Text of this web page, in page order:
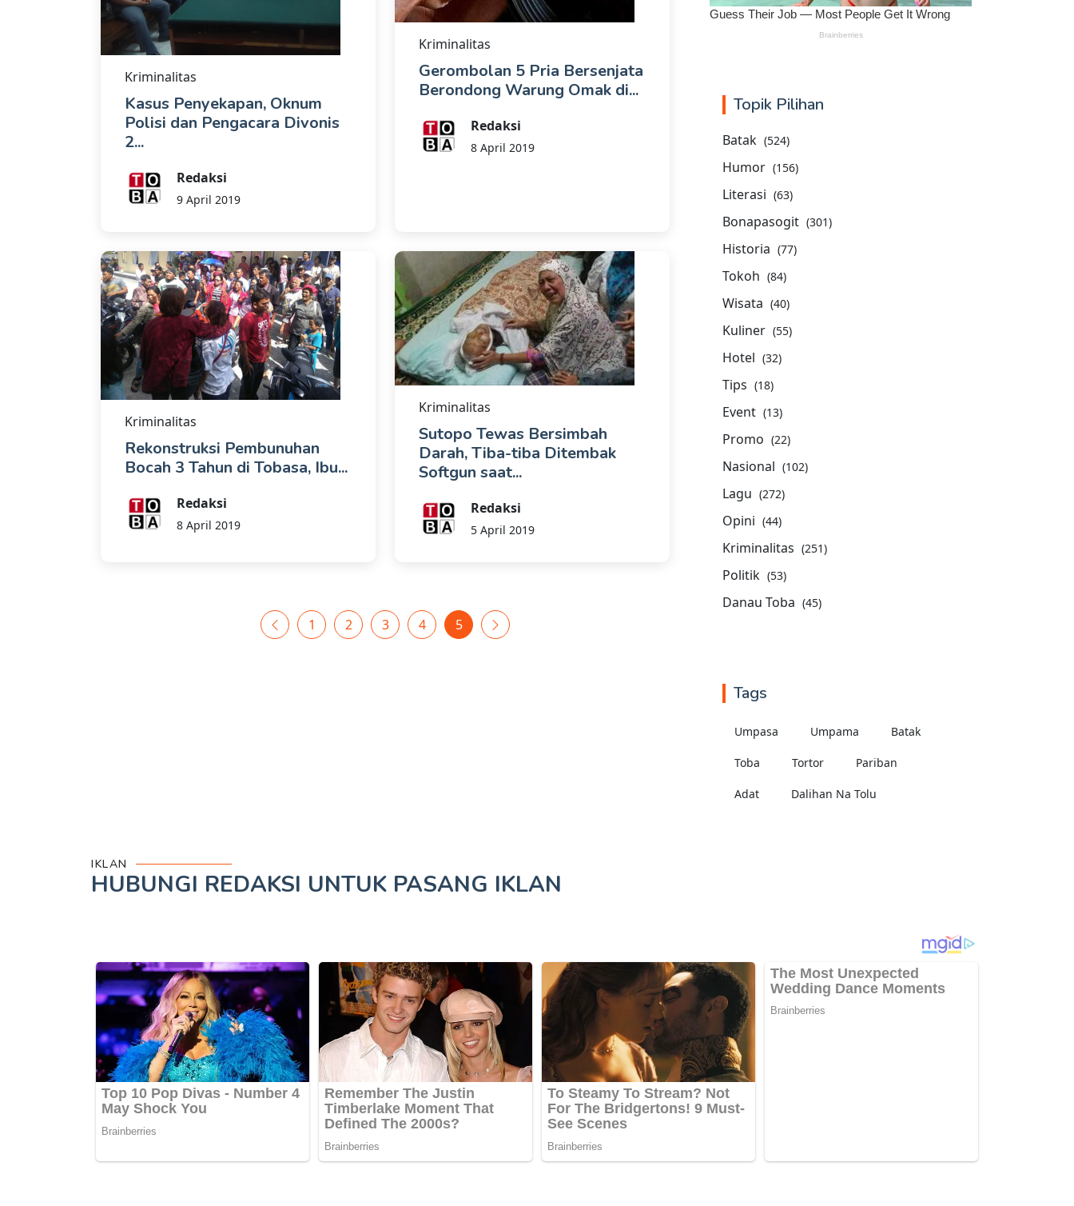
Kriminalitas
Kasus Penyekapan, Oknum
Polisi dan Pengacara Divonis
2...
Redaksi
9 April 2019
Kriminalitas
Gerombolan 5 Pria Bersenjata
Berondong Warung Omak di...
Redaksi
8 April 2019
Kriminalitas
Rekonstruksi Pembunuhan
Bocah 3 Tahun di Tobasa, Ibu...
Redaksi
8 April 2019
Kriminalitas
Sutopo Tewas Bersimbah
Darah, Tiba-tiba Ditembak
Softgun saat...
Redaksi
5 April 2019
1 2 3 4 5
Topik Pilihan
Batak (524)
Humor (156)
Literasi (63)
Bonapasogit (301)
Historia (77)
Tokoh (84)
Wisata (40)
Kuliner (55)
Hotel (32)
Tips (18)
Event (13)
Promo (22)
Nasional (102)
Lagu (272)
Opini (44)
Kriminalitas (251)
Politik (53)
Danau Toba (45)
Tags
Umpasa Umpama Batak
Toba Tortor Pariban
Adat Dalihan Na Tolu
IKLAN
HUBUNGI REDAKSI UNTUK PASANG IKLAN